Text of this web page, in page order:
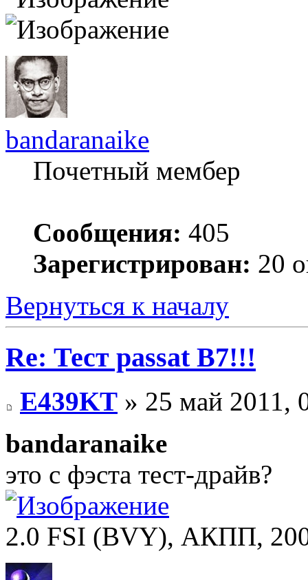
bandaranaike
Почетный мембер
Сообщения: 405
Зарегистрирован: 20
Вернуться к началу
Re: Тест passat B7!!!
E439KT » 25 май 2011,
bandaranaike
это с фэста тест-драйв?
2.0 FSI (BVY), АКПП,